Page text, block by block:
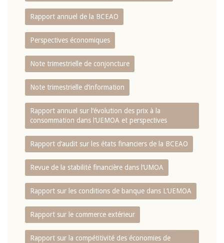
Rapport annuel de la BCEAO
Perspectives économiques
Note trimestrielle de conjoncture
Note trimestrielle d‘information
Rapport annuel sur l‘évolution des prix à la
consommation dans l‘UEMOA et perspectives
Rapport d‘audit sur les états financiers de la BCEAO
Revue de la stabilité financière dans l‘UMOA
Rapport sur les conditions de banque dans L‘UEMOA
Rapport sur le commerce extérieur
Rapport sur la compétitivité des économies de